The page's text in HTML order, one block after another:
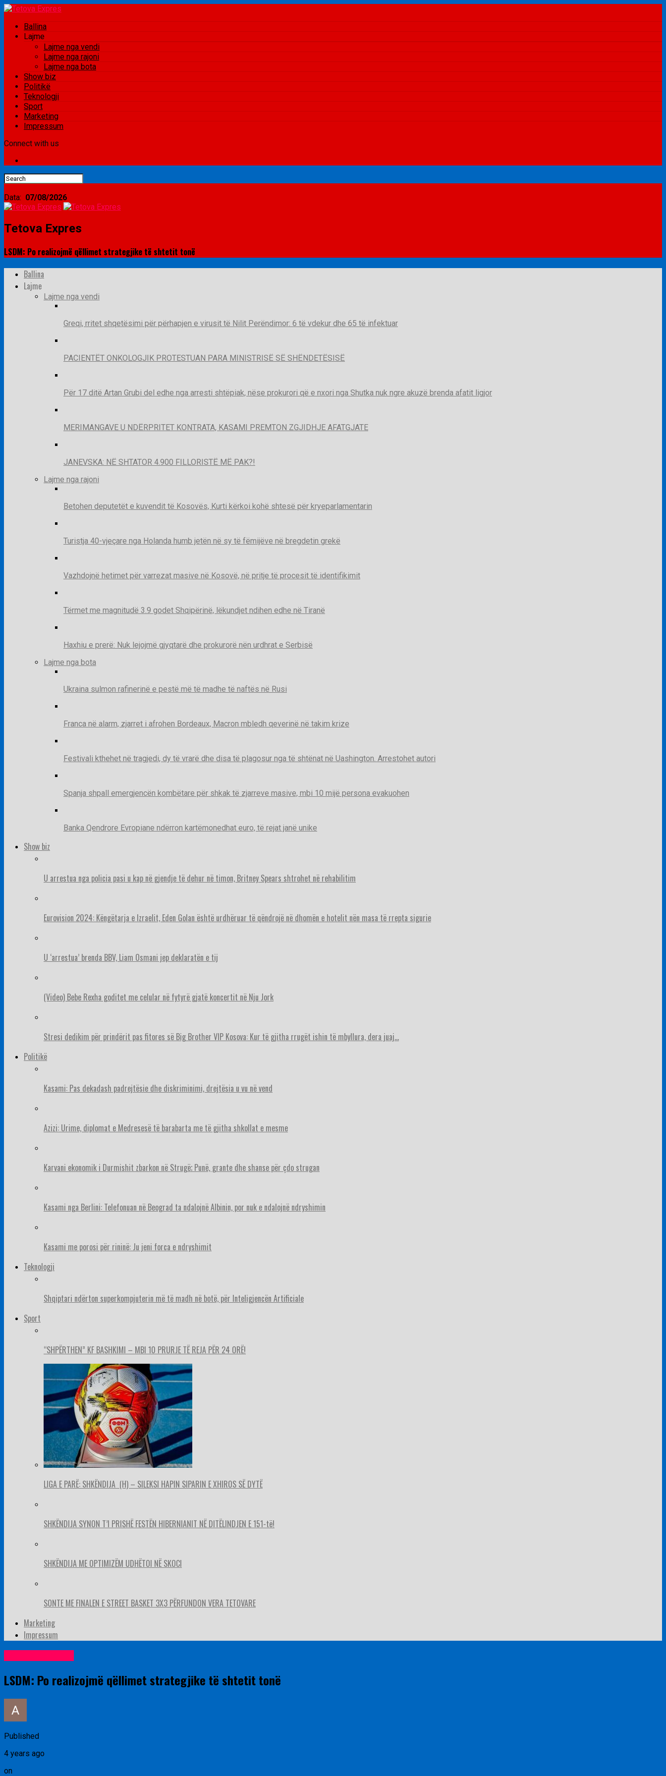
Ballina
Lajme
Lajme nga vendi
Lajme nga rajoni
Lajme nga bota
Show biz
Politikë
Teknologji
Sport
Marketing
Impressum
Connect with us
Data: 07/08/2026
Tetova Expres
LSDM: Po realizojmë qëllimet strategjike të shtetit tonë
Ballina
Lajme
Lajme nga vendi
Greqi, rritet shqetësimi për përhapjen e virusit të Nilit Perëndimor: 6 të vdekur dhe 65 të infektuar
PACIENTËT ONKOLOGJIK PROTESTUAN PARA MINISTRISË SË SHËNDETËSISË
Për 17 ditë Artan Grubi del edhe nga arresti shtëpiak, nëse prokurori që e nxori nga Shutka nuk ngre akuzë brenda afatit ligjor
MERIMANGAVE U NDËRPRITET KONTRATA, KASAMI PREMTON ZGJIDHJE AFATGJATE
JANEVSKA: NË SHTATOR 4.900 FILLORISTË MË PAK?!
Lajme nga rajoni
Betohen deputetët e kuvendit të Kosovës, Kurti kërkoi kohë shtesë për kryeparlamentarin
Turistja 40-vjeçare nga Holanda humb jetën në sy të fëmijëve në bregdetin grekë
Vazhdojnë hetimet për varrezat masive në Kosovë, në pritje të procesit të identifikimit
Tërmet me magnitudë 3.9 godet Shqipërinë, lëkundjet ndihen edhe në Tiranë
Haxhiu e prerë: Nuk lejojmë gjyqtarë dhe prokurorë nën urdhrat e Serbisë
Lajme nga bota
Ukraina sulmon rafinerinë e pestë më të madhe të naftës në Rusi
Franca në alarm, zjarret i afrohen Bordeaux, Macron mbledh qeverinë në takim krize
Festivali kthehet në tragjedi, dy të vrarë dhe disa të plagosur nga të shtënat në Uashington. Arrestohet autori
Spanja shpall emergjencën kombëtare për shkak të zjarreve masive, mbi 10 mijë persona evakuohen
Banka Qendrore Evropiane ndërron kartëmonedhat euro, të rejat janë unike
Show biz
U arrestua nga policia pasi u kap në gjendje të dehur në timon, Britney Spears shtrohet në rehabilitim
Eurovision 2024: Këngëtarja e Izraelit, Eden Golan është urdhëruar të qëndrojë në dhomën e hotelit nën masa të rrepta sigurie
U ‘arrestua’ brenda BBV, Liam Osmani jep deklaratën e tij
(Video) Bebe Rexha goditet me celular në fytyrë gjatë koncertit në Nju Jork
Stresi dedikim për prindërit pas fitores së Big Brother VIP Kosova: Kur të gjitha rrugët ishin të mbyllura, dera juaj…
Politikë
Kasami: Pas dekadash padrejtësie dhe diskriminimi, drejtësia u vu në vend
Azizi: Urime, diplomat e Medresesë të barabarta me të gjitha shkollat e mesme
Karvani ekonomik i Durmishit zbarkon në Strugë; Punë, grante dhe shanse për çdo strugan
Kasami nga Berlini: Telefonuan në Beograd ta ndalojnë Albinin, por nuk e ndalojnë ndryshimin
Kasami me porosi për rininë: Ju jeni forca e ndryshimit
Teknologji
Shqiptari ndërton superkompjuterin më të madh në botë, për Inteligjencën Artificiale
Sport
“SHPËRTHEN” KF BASHKIMI – MBI 10 PRURJE TË REJA PËR 24 ORË!
LIGA E PARË: SHKËNDIJA (H) – SILEKSI HAPIN SIPARIN E XHIROS SË DYTË
SHKËNDIJA SYNON T’I PRISHË FESTËN HIBERNIANIT NË DITËLINDJEN E 151-të!
SHKËNDIJA ME OPTIMIZËM UDHËTOI NË SKOCI
SONTE ME FINALEN E STREET BASKET 3X3 PËRFUNDON VERA TETOVARE
Marketing
Impressum
LSDM: Po realizojmë qëllimet strategjike të shtetit tonë
Published
4 years ago
on